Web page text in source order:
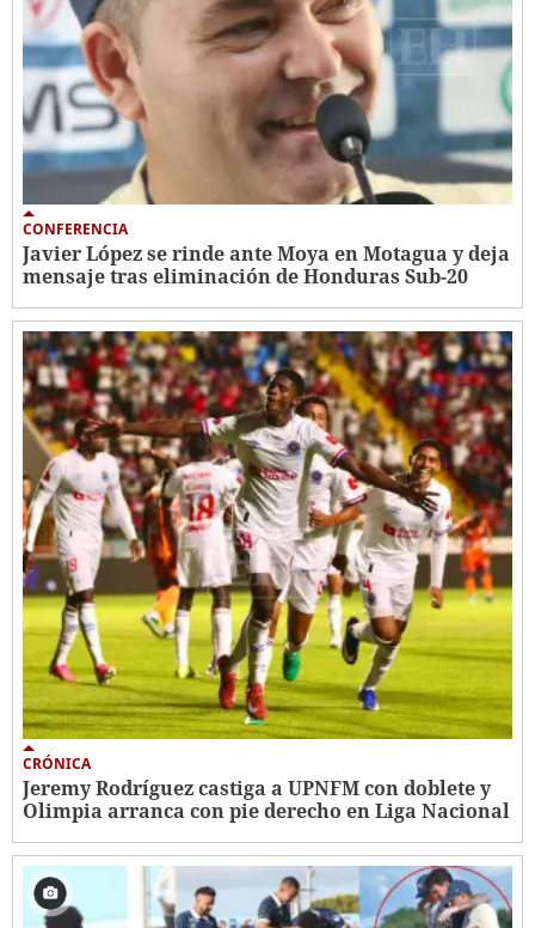
CONFERENCIA
Javier López se rinde ante Moya en Motagua y deja
mensaje tras eliminación de Honduras Sub-20
CRÓNICA
Jeremy Rodríguez castiga a UPNFM con doblete y
Olimpia arranca con pie derecho en Liga Nacional